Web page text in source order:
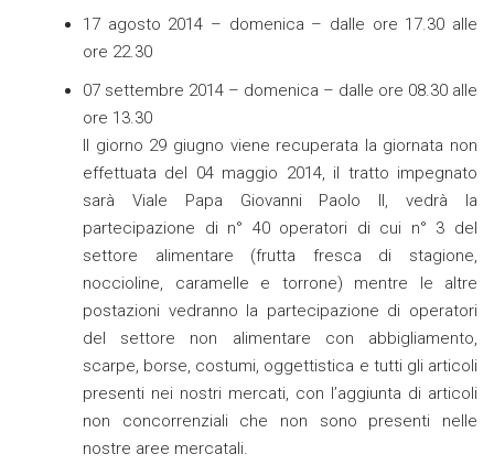
17 agosto 2014 – domenica – dalle ore 17.30 alle
ore 22.30
07 settembre 2014 – domenica – dalle ore 08.30 alle
ore 13.30
Il giorno 29 giugno viene recuperata la giornata non
effettuata del 04 maggio 2014, il tratto impegnato
sarà Viale Papa Giovanni Paolo II, vedrà la
partecipazione di n° 40 operatori di cui n° 3 del
settore alimentare (frutta fresca di stagione,
noccioline, caramelle e torrone) mentre le altre
postazioni vedranno la partecipazione di operatori
del settore non alimentare con abbigliamento,
scarpe, borse, costumi, oggettistica e tutti gli articoli
presenti nei nostri mercati, con l’aggiunta di articoli
non concorrenziali che non sono presenti nelle
nostre aree mercatali.